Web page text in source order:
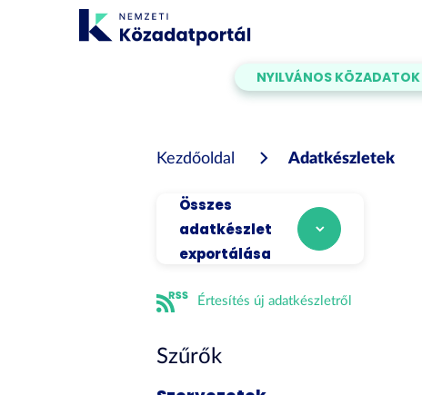
NYILVÁNOS KÖZADATOK
Kezdőoldal Adatkészletek
Összes
adatkészlet
exportálása
Értesítés új adatkészletről
Szűrők